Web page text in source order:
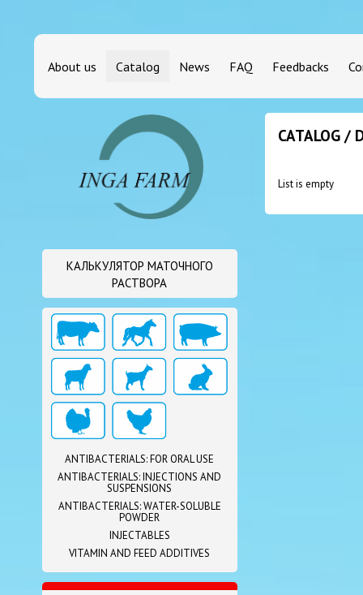
About us Catalog News FAQ Feedbacks
КАЛЬКУЛЯТОР МАТОЧНОГО
РАСТВОРА
ANTIBACTERIALS: FOR ORAL USE
ANTIBACTERIALS: INJECTIONS AND
SUSPENSIONS
ANTIBACTERIALS: WATER-SOLUBLE
POWDER
INJECTABLES
VITAMIN AND FEED ADDITIVES
CATALOG /
List is empty